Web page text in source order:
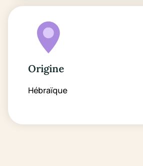
Origine
Hébraïque